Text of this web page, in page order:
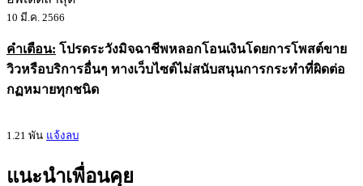
10 มี.ค. 2566
คำเตือน: โปรดระวังมิจฉาชีพหลอกโอนเงินโดยการโพสต์ขาย
วิวหรือบริการอื่นๆ ทางเว็บไซต์ไม่สนับสนุนการกระทำที่ผิดต่อ
กฏหมายทุกชนิด
1.21 พัน แจ้งลบ
แนะนำเพื่อนคุย